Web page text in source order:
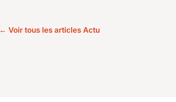
← Voir tous les articles Actu